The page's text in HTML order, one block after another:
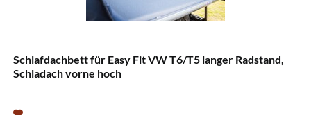
Schlafdachbett für Easy Fit VW T6/T5 langer Radstand,
Schladach vorne hoch
unterwegs